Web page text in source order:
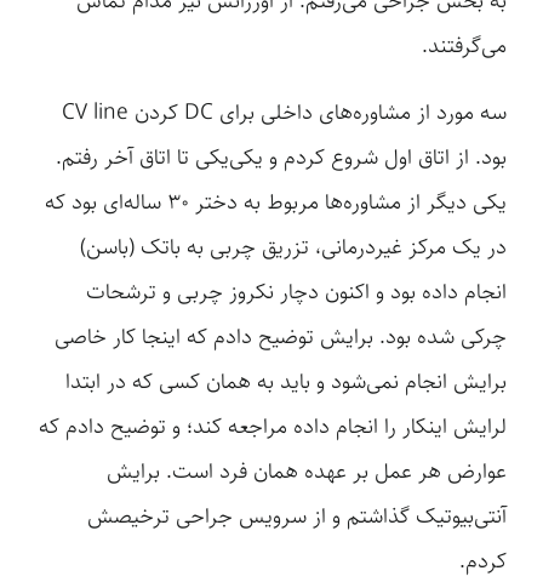
می‌گرفتند.
سه مورد از مشاوره‌های داخلی برای DC کردن CV line
بود. از اتاق اول شروع کردم و یکی‌یکی تا اتاق آخر رفتم.
یکی دیگر از مشاوره‌ها مربوط به دختر ۳۰ ساله‌ای بود که
در یک مرکز غیردرمانی، تزریق چربی به باتک (باسن)
انجام داده بود و اکنون دچار نکروز چربی و ترشحات
چرکی شده بود. برایش توضیح دادم که اینجا کار خاصی
برایش انجام نمی‌شود و باید به همان کسی که در ابتدا
لرایش اینکار را انجام داده مراجعه کند؛ و توضیح دادم که
عوارض هر عمل بر عهده همان فرد است. برایش
آنتی‌بیوتیک گذاشتم و از سرویس جراحی ترخیصش
کردم.